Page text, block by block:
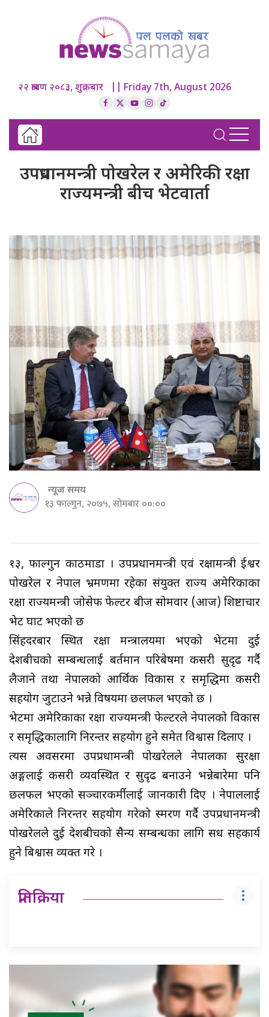
२२ श्रावण २०८३, शुक्रबार || Friday 7th, August 2026
उपप्रधानमन्त्री पोखरेल र अमेरिकी रक्षा
राज्यमन्त्री बीच भेटवार्ता
न्यूज समय
१३ फाल्गुन, २०७५, सोमबार ००:००
१३, फाल्गुन काठमाडौँ । उपप्रधानमन्त्री एवं रक्षामन्त्री ईश्वर
पोखरेल र नेपाल भ्रमणमा रहेका संयुक्त राज्य अमेरिकाका
रक्षा राज्यमन्त्री जोसेफ फेल्टर बीज सोमवार (आज) शिष्टाचार
भेट घाट भएको छ
सिंहदरबार स्थित रक्षा मन्त्रालयमा भएको भेटमा दुई
देशबीचको सम्बन्धलाई बर्तमान परिबेषमा कसरी सुदृढ गर्दै
लैजाने तथा नेपालको आर्थिक विकास र समृद्धिमा कसरी
सहयोग जुटाउने भन्ने विषयमा छलफल भएको छ ।
भेटमा अमेरिकाका रक्षा राज्यमन्त्री फेल्टरले नेपालको विकास
र समृद्धिकालागि निरन्तर सहयोग हुने समेत विश्वास दिलाए ।
त्यस अवसरमा उपप्रधामन्त्री पोखरेलले नेपालका सुरक्षा
अङ्गलाई कसरी व्यवस्थित र सुदृढ बनाउने भन्नेबारेमा पनि
छलफल भएको सञ्चारकर्मीलाई जानकारी दिए । नेपाललाई
अमेरिकाले निरन्तर सहयोग गरेको स्मरण गर्दै उपप्रधानमन्त्री
पोखरेलले दुई देशबीचको सैन्य सम्बन्धका लागि सधैँ सहकार्य
हुने बिश्वास व्यक्त गरे ।
प्रतिक्रिया